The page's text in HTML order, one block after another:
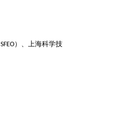
SFEO）、上海科学技